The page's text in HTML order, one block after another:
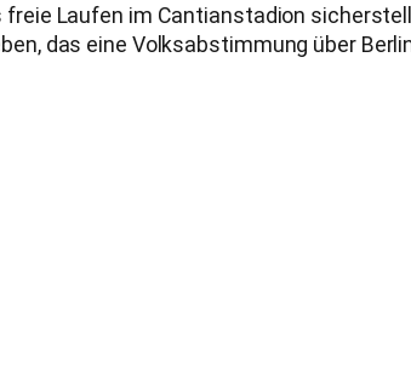
Laufen im Cantianstadion
das eine Volksabstimmung über